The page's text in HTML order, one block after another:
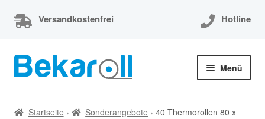
Versandkostenfrei Hotline
Zur
Navigation
Zum
Inhalt
Menü
öffnen
Startseite › Sonderangebote ›40 Thermorollen 80 x